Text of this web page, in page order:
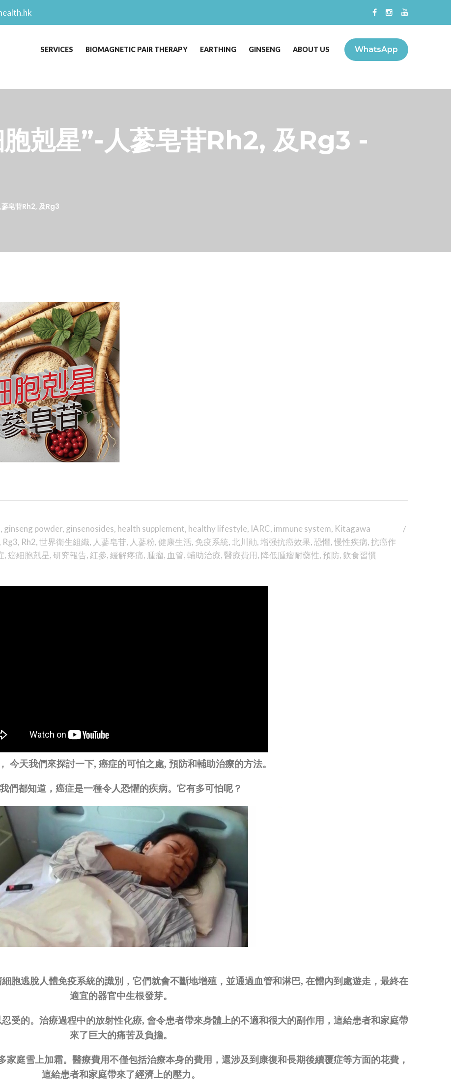
WhatsApp
SERVICES BIOMAGNETIC PAIR THERAPY EARTHING GINSENG ABOUT US
剋星”-人蔘皂苷Rh2, 及Rg3 -
皂苷Rh2, 及Rg3
, ginseng powder, ginsenosides, health supplement, healthy lifestyle, IARC, immune system, Kitagawa
, Rg3, Rh2,世界衛生組織, 人蔘皂苷, 人蔘粉,健康生活, 免疫系統,北川勛,增强抗癌效果,恐懼,慢性疾病,抗癌作
,癌細胞剋星,研究報告,紅參,緩解疼痛, 腫瘤, 血管,輔助治療, 醫療費用, 降低腫瘤耐藥性,預防,飲食習慣
今天我們來探討一下, 癌症的可怕之處, 預防和輔助治療的方法。
我們都知道，癌症是一種令人恐懼的疾病。它有多可怕呢？
胞逃脫人體免疫系統的識別，它們就會不斷地增殖，並通過血管和淋巴, 在體內到處遊走，最終在
適宜的器官中生根發芽。
受的。治療過程中的放射性化療, 會令患者帶來身體上的不適和很大的副作用，這給患者和家庭帶
來了巨大的痛苦及負擔。
家庭雪上加霜。醫療費用不僅包括治療本身的費用，還涉及到康復和長期後續覆症等方面的花費，
這給患者和家庭帶來了經濟上的壓力。